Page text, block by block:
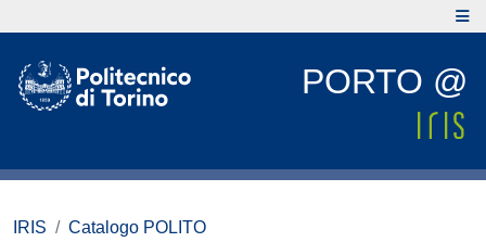
PORTO @
IRIS
Catalogo POLITO